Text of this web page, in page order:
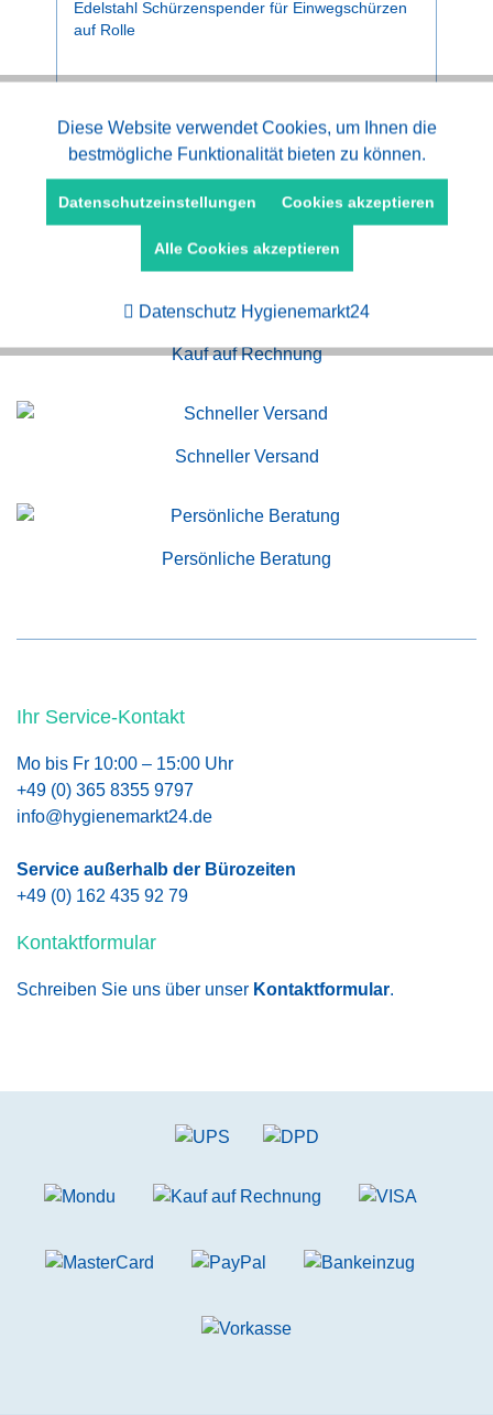
Edelstahl Schürzenspender für Einwegschürzen
auf Rolle
Kauf auf Rechnung
Schneller Versand
Persönliche Beratung
Ihr Service-Kontakt
Mo bis Fr 10:00 – 15:00 Uhr
+49 (0) 365 8355 9797
info@hygienemarkt24.de
Service außerhalb der Bürozeiten
+49 (0) 162 435 92 79
Kontaktformular
Schreiben Sie uns über unser Kontaktformular.
Funktionale Aktiv
Marketing Aktiv
Aktiv
Diese Website verwendet Cookies, um Ihnen die
bestmögliche Funktionalität bieten zu können.
Datenschutzeinstellungen Cookies akzeptieren
Alle Cookies akzeptieren
Datenschutz Hygienemarkt24